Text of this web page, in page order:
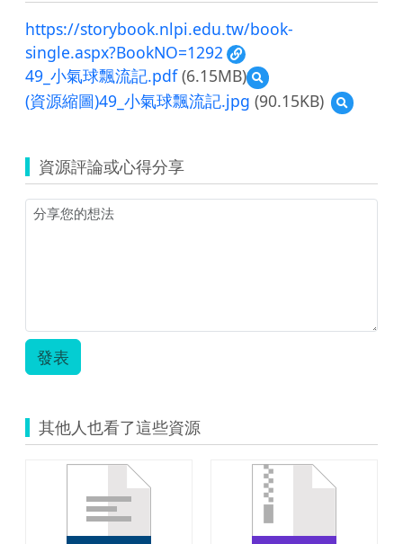
https://storybook.nlpi.edu.tw/book-
single.aspx?BookNO=1292
49_小氣球飄流記.pdf(6.15MB)
預
覽
49_
流
(資源縮圖)49_小氣球飄流記.jpg (90.15KB)
預
覽
圖)49_
小
資源評論或心得分享
發表
其他人也看了這些資源